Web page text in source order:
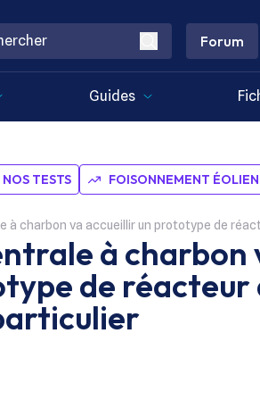
Forum
Guides
NOS TESTS FOISONNEMENT ÉOLIEN
va accueillir un prototype de réacteur de fusion
à charbon
de réacteur